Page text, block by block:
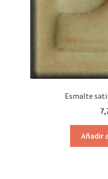
Esmalte
Añadir